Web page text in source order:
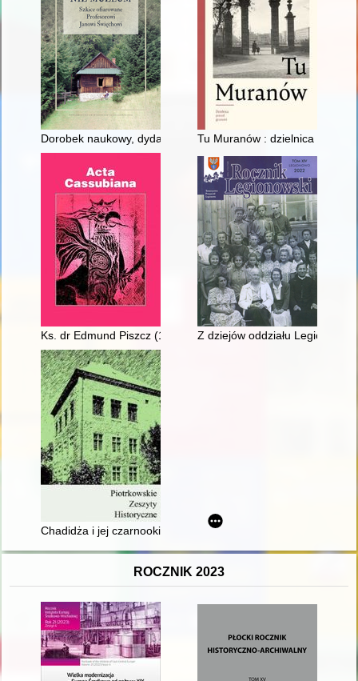
Dorobek naukowy, dydaktyczny i organizatorski prof. Jana
Tu Muranów : dzielnica ponad
Ks. dr Edmund Piszcz (1929-2022) : historyk i biskup
Z dziejów oddziału Legionowo
Chadidża i jej czarnookie siostry - recenzja]
ROCZNIK 2023